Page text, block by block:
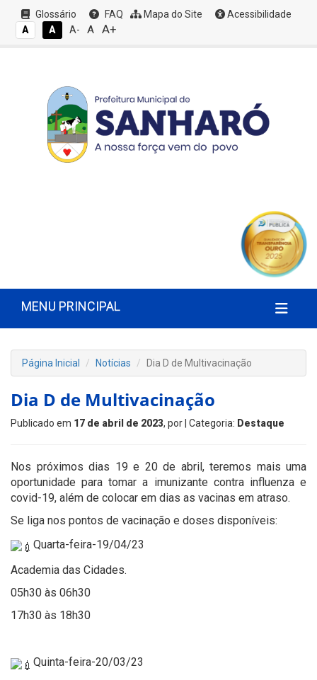
Glossário FAQ Mapa do Site
Acessibilidade
A
A A- A A+
MENU PRINCIPAL
Página Inicial Notícias Dia D de Multivacinação
Dia D de Multivacinação
Publicado em 17 de abril de 2023, por | Categoria: Destaque
Nos próximos dias 19 e 20 de abril, teremos mais uma
oportunidade para tomar a imunizante contra influenza e
covid-19, além de colocar em dias as vacinas em atraso.
Se liga nos pontos de vacinação e doses disponíveis:
Quarta-feira-19/04/23
Academia das Cidades.
05h30 às 06h30
17h30 às 18h30
Quinta-feira-20/03/23